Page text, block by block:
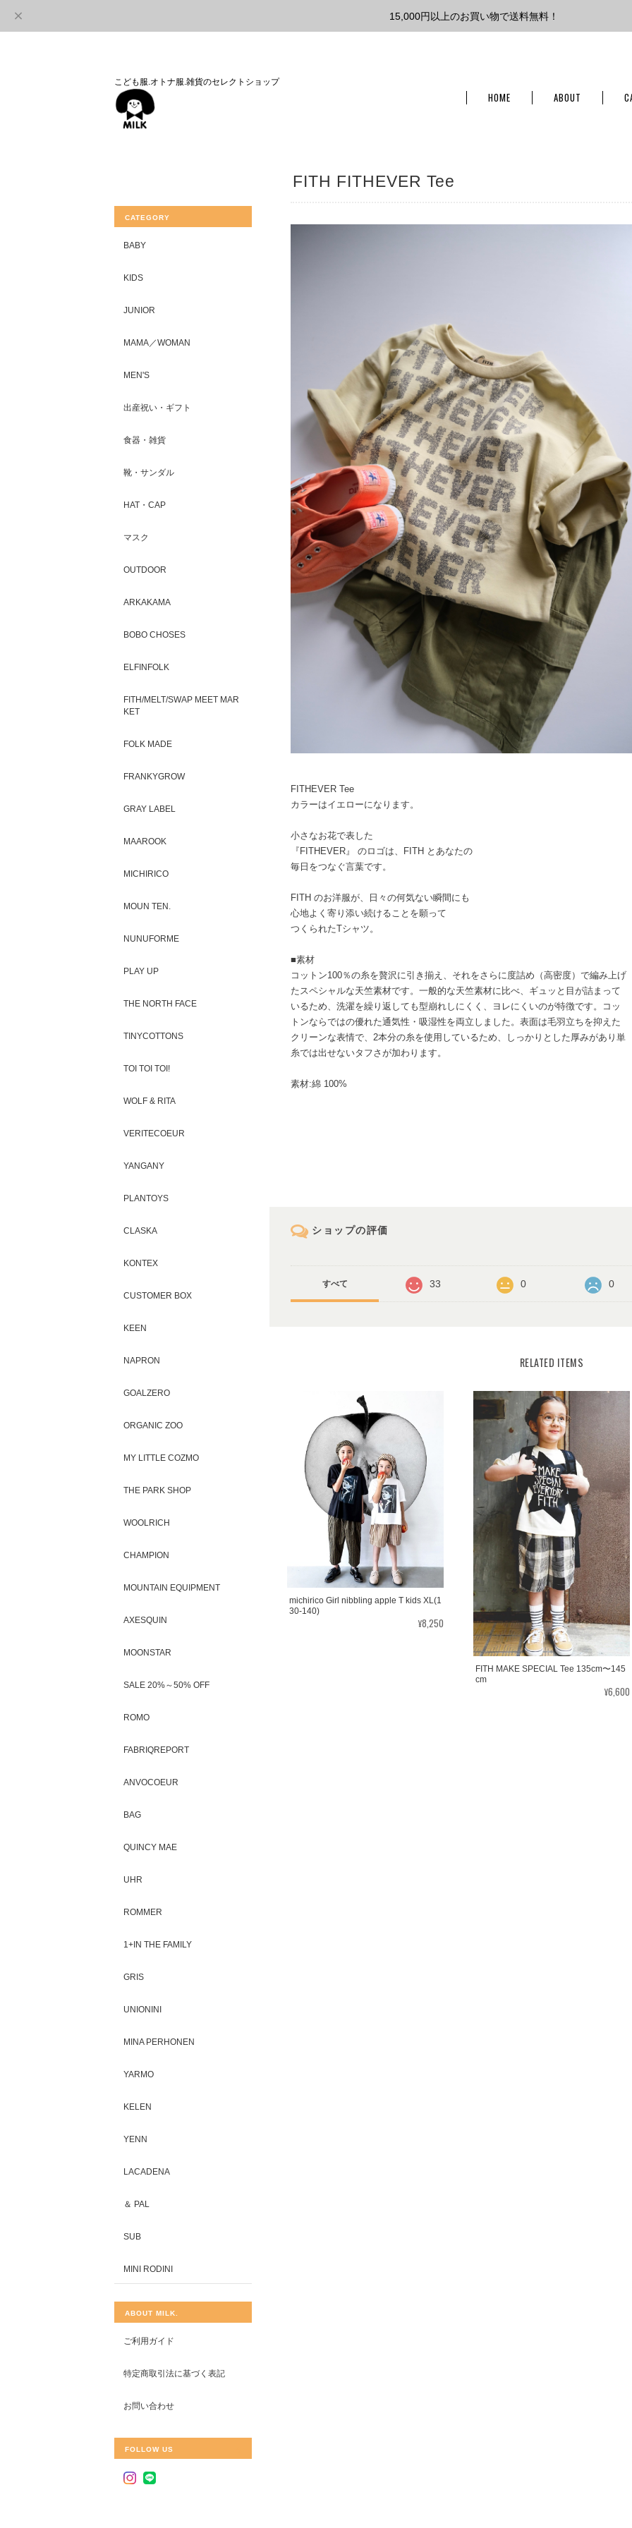
15,000円以上のお買い物で送料無料！
こども服.オトナ服.雑貨のセレクトショップ
HOME ABOUT
FITH FITHEVER Tee
FITHEVER Tee
カラーはイエローになります。
小さなお花で表した
『FITHEVER』 のロゴは、FITH とあなたの
毎日をつなぐ言葉です。
FITH のお洋服が、日々の何気ない瞬間にも
心地よく寄り添い続けることを願って
つくられたTシャツ。
■素材
コットン100％の糸を贅沢に引き揃え、それをさらに度詰め（高密度）で編み上げ
たスペシャルな天竺素材です。一般的な天竺素材に比べ、ギュッと目が詰まって
いるため、洗濯を繰り返しても型崩れしにくく、ヨレにくいのが特徴です。コッ
トンならではの優れた通気性・吸湿性を両立しました。表面は毛羽立ちを抑えた
クリーンな表情で、2本分の糸を使用しているため、しっかりとした厚みがあり単
糸では出せないタフさが加わります。
素材:綿 100%
ショップの評価
すべて 33 0 0
RELATED ITEMS
michirico Girl nibbling apple T kids XL(1
30-140)
¥8,250
FITH MAKE SPECIAL Tee 135cm〜145
cm
¥6,600
CATEGORY
BABY
KIDS
JUNIOR
MAMA／WOMAN
MEN'S
出産祝い・ギフト
食器・雑貨
靴・サンダル
HAT・CAP
マスク
OUTDOOR
ARKAKAMA
BOBO CHOSES
ELFINFOLK
FITH/MELT/SWAP MEET MAR
KET
FOLK MADE
FRANKYGROW
GRAY LABEL
MAAROOK
MICHIRICO
MOUN TEN.
NUNUFORME
PLAY UP
THE NORTH FACE
TINYCOTTONS
TOI TOI TOI!
WOLF & RITA
VERITECOEUR
YANGANY
PLANTOYS
CLASKA
KONTEX
CUSTOMER BOX
KEEN
NAPRON
GOALZERO
ORGANIC ZOO
MY LITTLE COZMO
THE PARK SHOP
WOOLRICH
CHAMPION
MOUNTAIN EQUIPMENT
AXESQUIN
MOONSTAR
SALE 20%～50% OFF
ROMO
FABRIQREPORT
ANVOCOEUR
BAG
QUINCY MAE
UHR
ROMMER
1+IN THE FAMILY
GRIS
UNIONINI
MINA PERHONEN
YARMO
KELEN
YENN
LACADENA
＆ PAL
SUB
MINI RODINI
ABOUT MILK.
ご利用ガイド
特定商取引法に基づく表記
お問い合わせ
FOLLOW US